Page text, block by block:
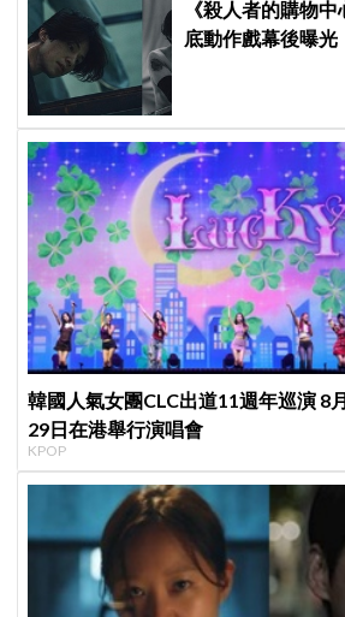
《殺人者的購物
底動作戲幕後曝光
韓國人氣女團CLC出道11週年巡演 8月
29日在港舉行演唱會
KPOP